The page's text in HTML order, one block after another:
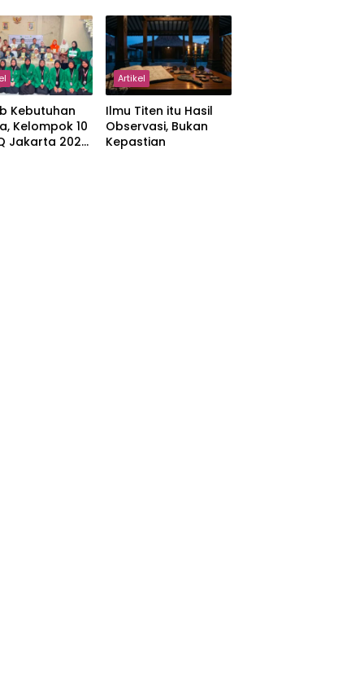
Kemajemukan, dan
Negara dalam
Pemikiran Masykuri
Abdillah
Kebutuhan
Kelompok 10
Jakarta 2026
Artikel
Ilmu Titen itu Hasil
Observasi, Bukan
Kepastian